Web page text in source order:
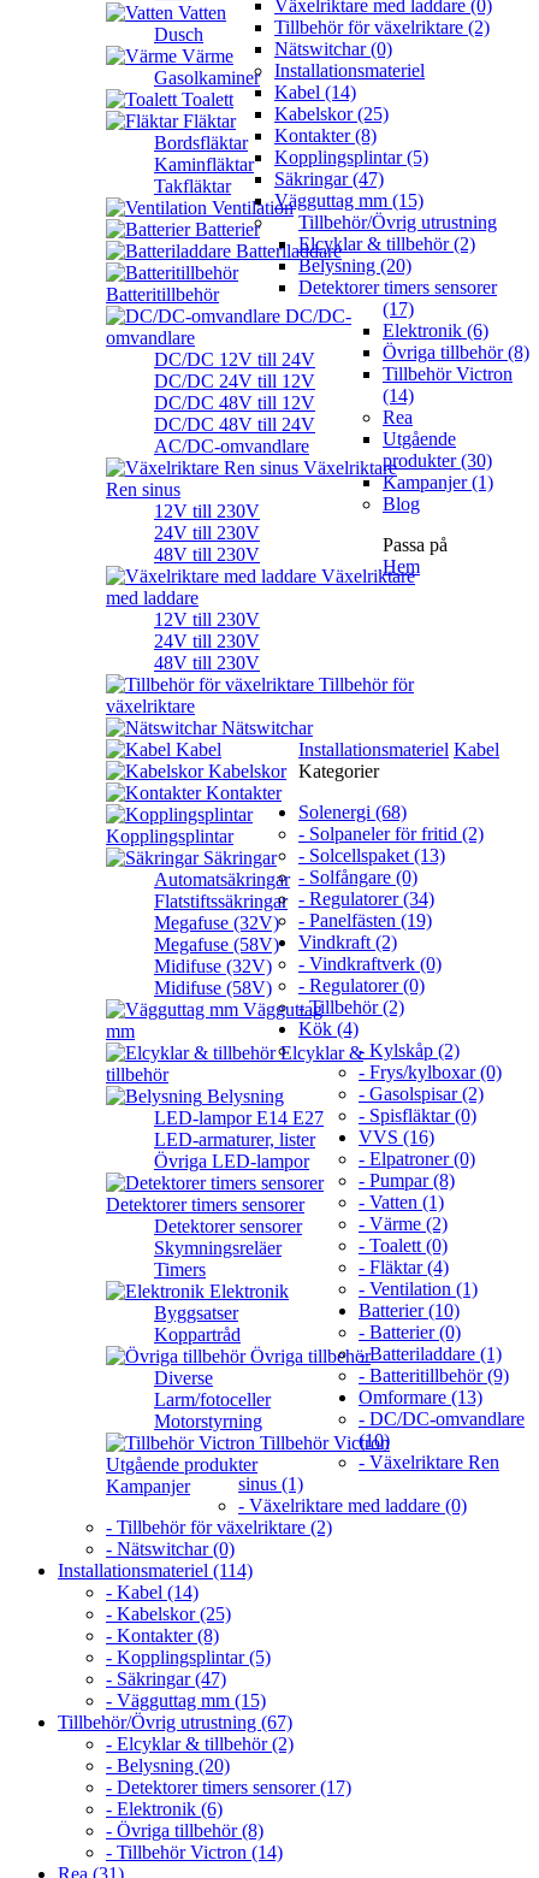
Vatten
Dusch
Värme
Gasolkaminer
Toalett
Fläktar
Bordsfläktar
Kaminfläktar
Takfläktar
Ventilation
Batterier
Batteriladdare
Batteritillbehör
DC/DC-
omvandlare
DC/DC 12V till 24V
DC/DC 24V till 12V
DC/DC 48V till 12V
DC/DC 48V till 24V
AC/DC-omvandlare
Växelriktare
Ren sinus
12V till 230V
24V till 230V
48V till 230V
Växelriktare
med laddare
12V till 230V
24V till 230V
48V till 230V
Tillbehör för
växelriktare
Nätswitchar
Kabel
Kabelskor
Kontakter
Kopplingsplintar
Säkringar
Automatsäkringar
Flatstiftssäkringar
Megafuse (32V)
Megafuse (58V)
Midifuse (32V)
Midifuse (58V)
Vägguttag
mm
Elcyklar &
tillbehör
Belysning
LED-lampor E14 E27
LED-armaturer, lister
Övriga LED-lampor
Detektorer timers sensorer
Detektorer sensorer
Skymningsreläer
Timers
Elektronik
Byggsatser
Koppartråd
Övriga tillbehör
Diverse
Larm/fotoceller
Motorstyrning
Tillbehör Victron
Utgående produkter
Kampanjer
Växelriktare med laddare (0)
Tillbehör för växelriktare (2)
Nätswitchar (0)
Installationsmateriel
Kabel (14)
Kabelskor (25)
Kontakter (8)
Kopplingsplintar (5)
Säkringar (47)
Vägguttag mm (15)
Tillbehör/Övrig utrustning
Elcyklar & tillbehör (2)
Belysning (20)
Detektorer timers sensorer
(17)
Elektronik (6)
Övriga tillbehör (8)
Tillbehör Victron
(14)
Rea
Utgående
produkter (30)
Kampanjer (1)
Blog
Passa på
Hem
Installationsmateriel Kabel
Kategorier
Solenergi (68)
- Solpaneler för fritid (2)
- Solcellspaket (13)
- Solfångare (0)
- Regulatorer (34)
- Panelfästen (19)
Vindkraft (2)
- Vindkraftverk (0)
- Regulatorer (0)
- Tillbehör (2)
Kök (4)
- Kylskåp (2)
- Frys/kylboxar (0)
- Gasolspisar (2)
- Spisfläktar (0)
VVS (16)
- Elpatroner (0)
- Pumpar (8)
- Vatten (1)
- Värme (2)
- Toalett (0)
- Fläktar (4)
- Ventilation (1)
Batterier (10)
- Batterier (0)
- Batteriladdare (1)
- Batteritillbehör (9)
Omformare (13)
- DC/DC-omvandlare
(10)
- Växelriktare Ren
sinus (1)
- Växelriktare med laddare (0)
- Tillbehör för växelriktare (2)
- Nätswitchar (0)
Installationsmateriel (114)
- Kabel (14)
- Kabelskor (25)
- Kontakter (8)
- Kopplingsplintar (5)
- Säkringar (47)
- Vägguttag mm (15)
Tillbehör/Övrig utrustning (67)
- Elcyklar & tillbehör (2)
- Belysning (20)
- Detektorer timers sensorer (17)
- Elektronik (6)
- Övriga tillbehör (8)
- Tillbehör Victron (14)
Rea (31)